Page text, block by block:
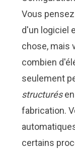
Vous
d'un logiciel
chose, mais
combien
seulement
structurésen
fabrication.
certains